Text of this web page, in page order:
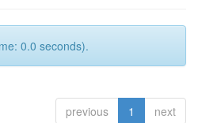
0.0 seconds).
previous 1 next